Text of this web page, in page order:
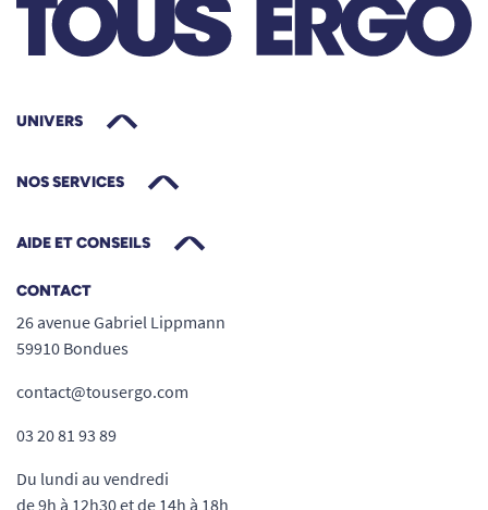
UNIVERS
NOS SERVICES
AIDE ET CONSEILS
CONTACT
26 avenue Gabriel Lippmann
59910 Bondues
contact@tousergo.com
03 20 81 93 89
Du lundi au vendredi
de 9h à 12h30 et de 14h à 18h